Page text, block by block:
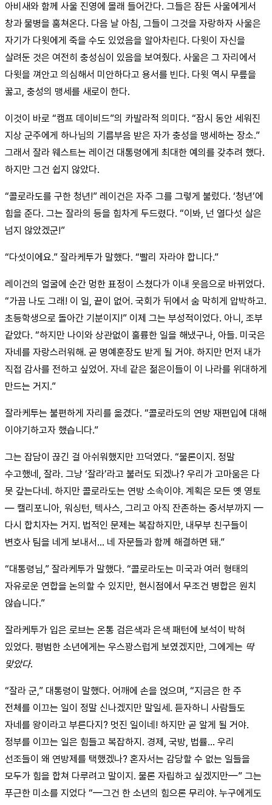
아비새와 함께 사울 진영에 몰래 들어간다. 그들은 잠든 사울에게서
창과 물병을 훔쳐온다. 다음 날 아침, 그들이 그것을 자랑하자 사울은
자기가 다윗에게 죽을 수도 있었음을 알아차린다. 다윗이 자신을
살려둔 것은 여전히 충성심이 있음을 보여줬다. 사울은 그 자리에서
다윗을 껴안고 의심해서 미안하다고 용서를 빈다. 다윗 역시 무릎을
꿇고, 충성의 맹세를 새로이 한다.
이것이 바로 “캠프 데이비드”의 카발라적 의미다. “잠시 동안 세워진
지상 군주에게 하나님의 기름부음 받은 자가 충성을 맹세하는 장소.”
그래서 잘라 웨스트는 레이건 대통령에게 최대한 예의를 갖추려 했다.
하지만 그건 쉽지 않았다.
“콜로라도를 구한 청년!” 레이건은 자주 그를 그렇게 불렀다. ‘청년’에
힘을 준다. 그는 잘라의 등을 힘차게 두드렸다. “이봐, 넌 열다섯 살은
넘지 않았겠군!”
“다섯이에요.” 잘라케투가 말했다. “빨리 자라야 합니다.”
레이건의 얼굴에 순간 멍한 표정이 스쳤다가 이내 웃음으로 바뀌었다.
“가끔 나도 그래! 이 일, 끝이 없어. 국회가 뒤에서 숨 막히게 압박하고.
초등학생으로 돌아간 기분이지!” 이제 그는 부성적이었다. 아니, 조부
같았다. “하지만 나이와 상관없이 훌륭한 일을 해냈구나, 아들. 미국은
자네를 자랑스러워해. 곧 명예훈장도 받게 될 거야. 하지만 먼저 내가
직접 감사를 전하고 싶었어. 자네 같은 젊은이들이 이 나라를 위대하게
만드는 거지.”
잘라케투는 불편하게 자리를 옮겼다. “콜로라도의 연방 재편입에 대해
이야기하고자 했습니다.”
그는 잡담이 끊긴 걸 아쉬워했지만 끄덕였다. “물론이지. 정말
수고했네, 잘라. 그냥 ‘잘라’라고 불러도 되겠나? 우리가 고마움은 다
못 갚는다네. 하지만 콜로라도는 연방 소속이야. 계획은 모든 옛 영토
— 캘리포니아, 워싱턴, 텍사스, 그리고 아직 잔존하는 중서부까지 —
다시 합치자는 거지. 법적인 문제는 복잡하지만, 내무부 친구들이
변호사 팀을 네게 보내서... 네 자문들과 함께 해결하면 돼.”
“대통령님,” 잘라케투가 말했다. “콜로라도는 미국과 여러 형태의
자유로운 연합을 논의할 수 있지만, 현시점에서 무조건 병합은 원치
않습니다.”
잘라케투가 입은 로브는 온통 검은색과 은색 패턴에 보석이 박혀
있었다. 평범한 소년에게는 우스꽝스럽게 보였겠지만, 그에게는 딱
맞았다.
“잘라 군,” 대통령이 말했다. 어깨에 손을 얹으며, “지금은 한 주
전체를 이끄는 일이 정말 신나겠지만 말일세. 듣자하니 사람들도
자네를 왕이라고 부른다지? 멋진 일이네! 하지만 곧 알게 될 거야.
정부를 이끄는 일은 힘들고 복잡하지. 경제, 국방, 법률... 우리
선조들이 왜 연방제를 택했겠나? 혼자서는 감당할 수 없는 일들을
모두가 힘을 합쳐 다루려고 말이지. 물론 자립하고 싶겠지만—” 그는
푸근한 미소를 지었다 “—그건 한 소년의 힘으론 무리야. 누구에게도